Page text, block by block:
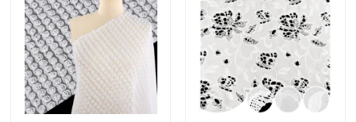
私達について
工場旅行